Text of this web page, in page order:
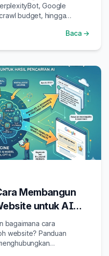
Google
budget, hingga
Baca →
Membangun
untuk AI
bagaimana cara
website? Panduan